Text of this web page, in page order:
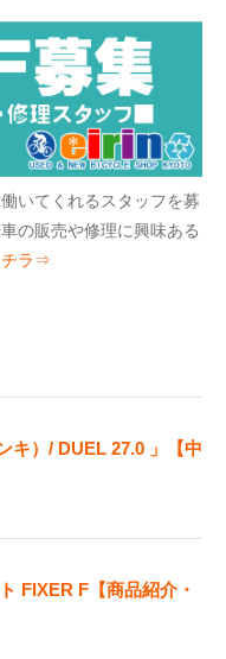
いてくれるスタッフを募
の販売や修理に興味ある
チラ⇒
キ）/ DUEL 27.0 」【中
FIXER F【商品紹介・